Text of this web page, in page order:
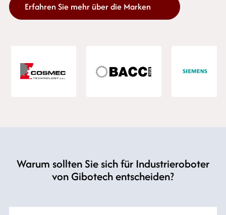
Erfahren Sie mehr über die Marken
Warum sollten Sie sich für Industrieroboter
von Gibotech entscheiden?